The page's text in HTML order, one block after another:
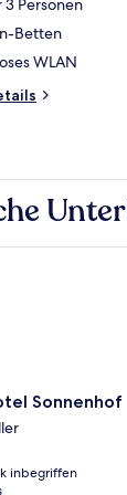
3 Personen
Betten
WLAN
Sonnenhof
inbegriffen
Sonnenhof